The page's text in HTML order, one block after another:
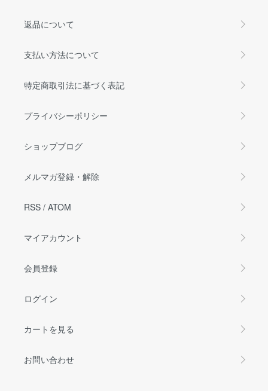
返品について
支払い方法について
特定商取引法に基づく表記
プライバシーポリシー
ショップブログ
メルマガ登録・解除
RSS / ATOM
マイアカウント
会員登録
ログイン
カートを見る
お問い合わせ